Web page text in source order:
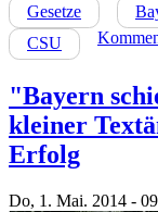
Gesetze
CSU
"Bayern
kleiner
Erfolg
Do, 1. Mai. 2014 -